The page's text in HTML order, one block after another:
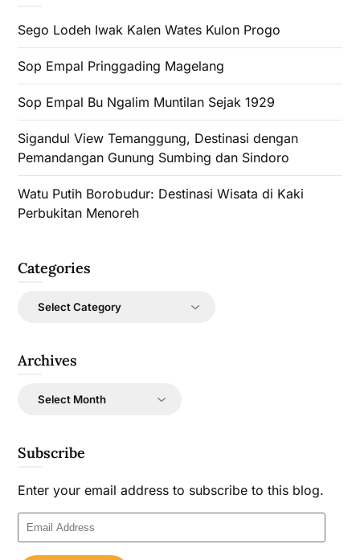
Sego Lodeh Iwak Kalen Wates Kulon Progo
Sop Empal Pringgading Magelang
Sop Empal Bu Ngalim Muntilan Sejak 1929
Sigandul View Temanggung, Destinasi dengan
Pemandangan Gunung Sumbing dan Sindoro
Watu Putih Borobudur: Destinasi Wisata di Kaki
Perbukitan Menoreh
Categories
Categories
Archives
Archives
Subscribe
Enter your email address to subscribe to this blog.
Email
Address